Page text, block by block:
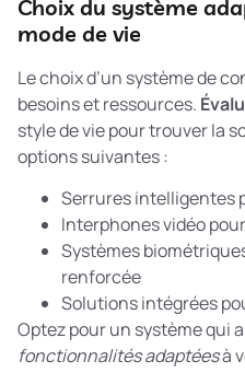
Choix du système
mode de vie
Le choix d’un système de
besoins et ressources.
style de vie pour trouver la
options suivantes :
Serrures intelligentes
Interphones vidéo
Systèmes
renforcée
Solutions intégrées
Optez pour un système qui
fonctionnalités adaptéesà